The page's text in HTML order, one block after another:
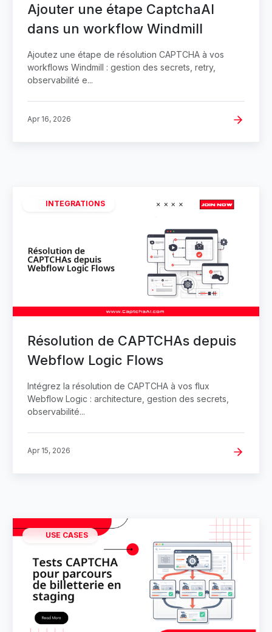
Ajouter une étape CaptchaAI
dans un workflow Windmill
Ajoutez une étape de résolution CAPTCHA à vos
workflows Windmill : gestion des secrets, retry,
observabilité e...
Apr 16, 2026
INTEGRATIONS
Résolution de CAPTCHAs depuis
Webflow Logic Flows
Intégrez la résolution de CAPTCHA à vos flux
Webflow Logic : architecture, gestion des secrets,
observabilité...
Apr 15, 2026
USE CASES